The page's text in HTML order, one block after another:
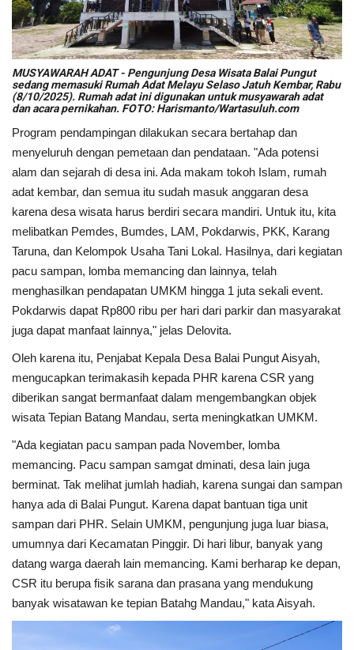
MUSYAWARAH ADAT - Pengunjung Desa Wisata Balai Pungut
sedang memasuki Rumah Adat Melayu Selaso Jatuh Kembar, Rabu
(8/10/2025). Rumah adat ini digunakan untuk musyawarah adat
dan acara pernikahan. FOTO: Harismanto/Wartasuluh.com
Program pendampingan dilakukan secara bertahap dan
menyeluruh dengan pemetaan dan pendataan. "Ada potensi
alam dan sejarah di desa ini. Ada makam tokoh Islam, rumah
adat kembar, dan semua itu sudah masuk anggaran desa
karena desa wisata harus berdiri secara mandiri. Untuk itu, kita
melibatkan Pemdes, Bumdes, LAM, Pokdarwis, PKK, Karang
Taruna, dan Kelompok Usaha Tani Lokal. Hasilnya, dari kegiatan
pacu sampan, lomba memancing dan lainnya, telah
menghasilkan pendapatan UMKM hingga 1 juta sekali event.
Pokdarwis dapat Rp800 ribu per hari dari parkir dan masyarakat
juga dapat manfaat lainnya," jelas Delovita.
Oleh karena itu, Penjabat Kepala Desa Balai Pungut Aisyah,
mengucapkan terimakasih kepada PHR karena CSR yang
diberikan sangat bermanfaat dalam mengembangkan objek
wisata Tepian Batang Mandau, serta meningkatkan UMKM.
"Ada kegiatan pacu sampan pada November, lomba
memancing. Pacu sampan samgat dminati, desa lain juga
berminat. Tak melihat jumlah hadiah, karena sungai dan sampan
hanya ada di Balai Pungut. Karena dapat bantuan tiga unit
sampan dari PHR. Selain UMKM, pengunjung juga luar biasa,
umumnya dari Kecamatan Pinggir. Di hari libur, banyak yang
datang warga daerah lain memancing. Kami berharap ke depan,
CSR itu berupa fisik sarana dan prasana yang mendukung
banyak wisatawan ke tepian Batahg Mandau," kata Aisyah.